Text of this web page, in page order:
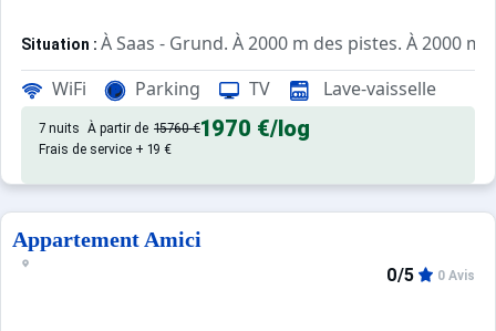
Situation : À Saas - Grund. À 2000 m des pistes. À 2000
Appartement de particulier : d'excellente qualité, de 140
WiFi Parking TV Lave-vaisselle
7 nuits À partir de 15760 €1970 €/log
Frais de service + 19 €
Appartement Amici
0/5 0 Avis